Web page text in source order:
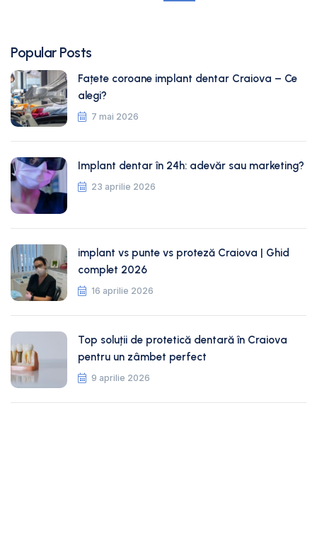
Popular Posts
Fațete coroane implant dentar Craiova – Ce
alegi?
7 mai 2026
Implant dentar în 24h: adevăr sau marketing?
23 aprilie 2026
implant vs punte vs proteză Craiova | Ghid
complet 2026
16 aprilie 2026
Top soluții de protetică dentară în Craiova
pentru un zâmbet perfect
9 aprilie 2026